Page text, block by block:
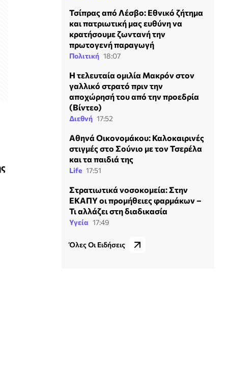
Τσίπρας από Λέσβο: Εθνικό ζήτημα
και πατριωτική μας ευθύνη να
κρατήσουμε ζωντανή την
πρωτογενή παραγωγή
Πολιτική 18:07
Η τελευταία ομιλία Μακρόν στον
γαλλικό στρατό πριν την
αποχώρησή του από την προεδρία
(Βίντεο)
Διεθνή 17:52
Αθηνά Οικονομάκου: Καλοκαιρινές
στιγμές στο Σούνιο με τον Τσερέλα
και τα παιδιά της
Life 17:51
Στρατιωτικά νοσοκομεία: Στην
ΕΚΑΠΥ οι προμήθειες φαρμάκων –
Τι αλλάζει στη διαδικασία
Υγεία 17:49
Όλες Οι Ειδήσεις